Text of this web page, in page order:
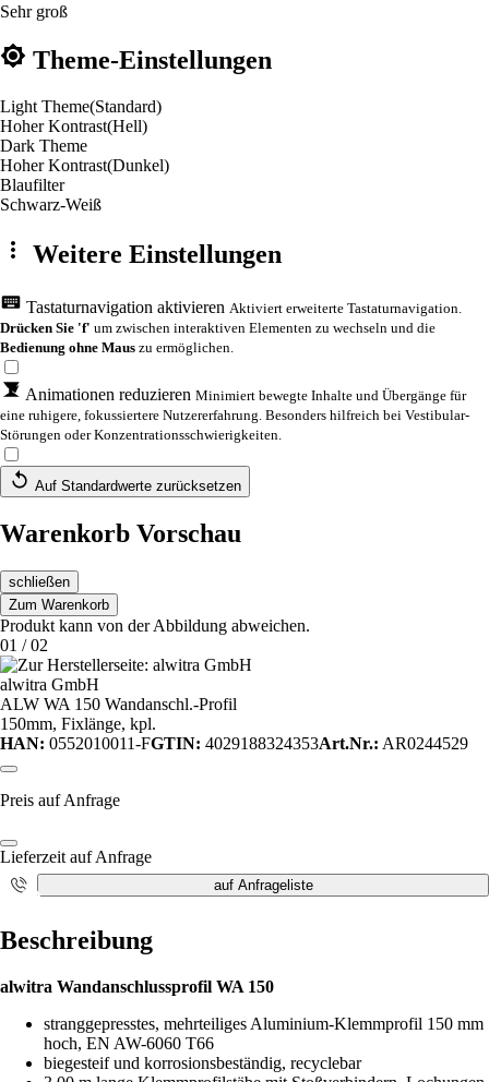
Sehr groß
Theme-Einstellungen
Light Theme(Standard)
Hoher Kontrast(Hell)
Dark Theme
Hoher Kontrast(Dunkel)
Blaufilter
Schwarz-Weiß
Weitere Einstellungen
Tastaturnavigation aktivieren Aktiviert erweiterte Tastaturnavigation.
Drücken Sie 'f' um zwischen interaktiven Elementen zu wechseln und die
Bedienung ohne Maus zu ermöglichen.
Animationen reduzieren Minimiert bewegte Inhalte und Übergänge für
eine ruhigere, fokussiertere Nutzererfahrung. Besonders hilfreich bei Vestibular-
Störungen oder Konzentrationsschwierigkeiten.
Auf Standardwerte zurücksetzen
Warenkorb Vorschau
schließen
Zum Warenkorb
Produkt kann von der Abbildung abweichen.
01 /02
alwitra GmbH
ALW WA 150 Wandanschl.-Profil
150mm, Fixlänge, kpl.
HAN: 0552010011-FGTIN: 4029188324353Art.Nr.: AR0244529
Preis auf Anfrage
Lieferzeit auf Anfrage
auf Anfrageliste
Beschreibung
alwitra Wandanschlussprofil WA 150
stranggepresstes, mehrteiliges Aluminium-Klemmprofil 150 mm
hoch, EN AW-6060 T66
biegesteif und korrosionsbeständig, recyclebar